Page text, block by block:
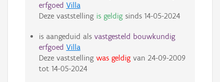
erfgoed Villa
Deze vaststelling is geldigsinds 14-05-2024
is aangeduid als vastgesteld bouwkundig
erfgoed Villa
Deze vaststelling was geldigvan 24-09-2009
tot 14-05-2024